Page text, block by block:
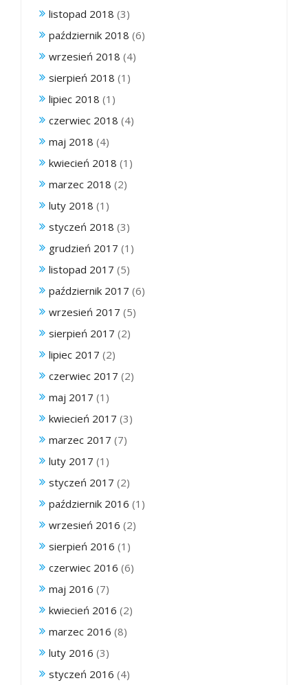
listopad 2018 (3)
październik 2018 (6)
wrzesień 2018 (4)
sierpień 2018 (1)
lipiec 2018 (1)
czerwiec 2018 (4)
maj 2018 (4)
kwiecień 2018 (1)
marzec 2018 (2)
luty 2018 (1)
styczeń 2018 (3)
grudzień 2017 (1)
listopad 2017 (5)
październik 2017 (6)
wrzesień 2017 (5)
sierpień 2017 (2)
lipiec 2017 (2)
czerwiec 2017 (2)
maj 2017 (1)
kwiecień 2017 (3)
marzec 2017 (7)
luty 2017 (1)
styczeń 2017 (2)
październik 2016 (1)
wrzesień 2016 (2)
sierpień 2016 (1)
czerwiec 2016 (6)
maj 2016 (7)
kwiecień 2016 (2)
marzec 2016 (8)
luty 2016 (3)
styczeń 2016 (4)